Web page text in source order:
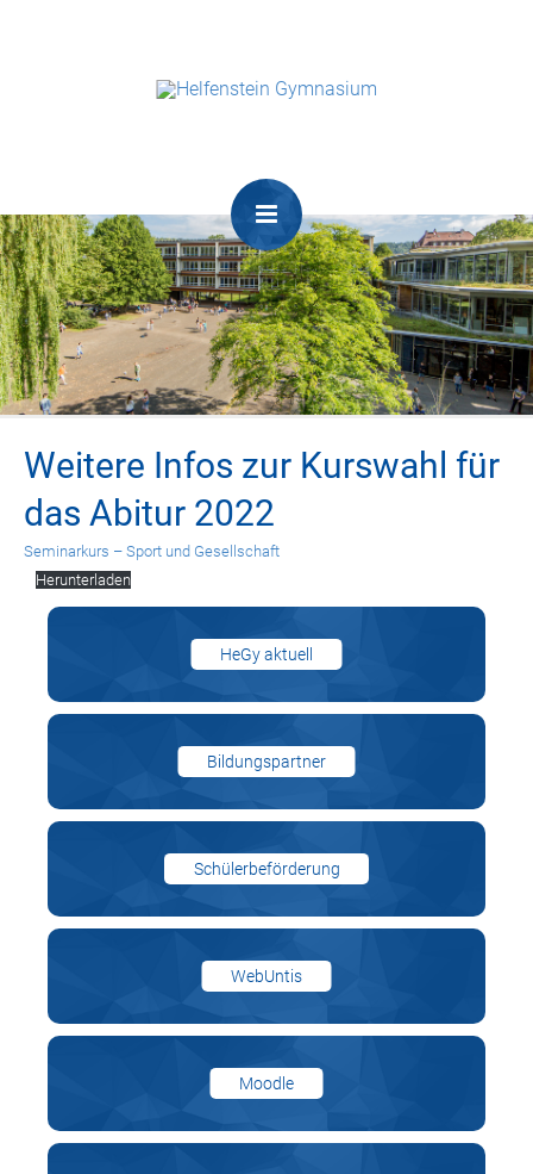
Weitere Infos zur Kurswahl für
das Abitur 2022
Seminarkurs – Sport und Gesellschaft
Herunterladen
HeGy aktuell
Bildungspartner
Schülerbeförderung
WebUntis
Moodle